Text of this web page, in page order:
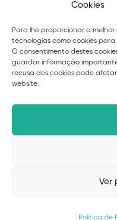
Cookies
Para lhe proporcionar a
tecnologias como cookies para
O consentimento destes
guardar informação
recusa dos cookies pode
website.
Ver
Política de
Sobre
Curso
Blog
Políticas de privacidade
© 2026 Suzana